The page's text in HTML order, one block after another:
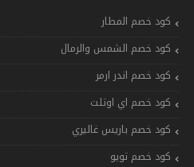
كود خصم المطار
كود خصم الشمس والرمال
كود خصم اندر ارمر
كود خصم اي اوتلت
كود خصم باريس غاليري
كود خصم تويو